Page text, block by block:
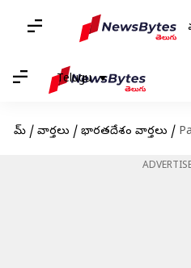
Telugu
హోమ్ / వార్తలు / భారతదేశం వార్తలు /